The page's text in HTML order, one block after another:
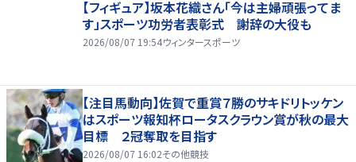
【フィギュア】坂本花織さん「今は主婦頑張ってま
す」スポーツ功労者表彰式 謝辞の大役も
2026/08/07 19:54ウィンタースポーツ
【注目馬動向】佐賀で重賞７勝のサキドリトッケン
はスポーツ報知杯ロータスクラウン賞が秋の最大
目標 ２冠奪取を目指す
2026/08/07 16:02その他競技